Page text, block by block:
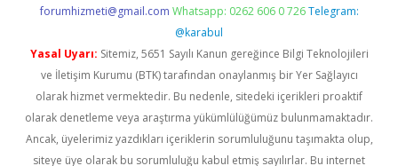
forumhizmeti@gmail.com Whatsapp: 0262 606 0 726 Telegram:
@karabul
Yasal Uyarı: Sitemiz, 5651 Sayılı Kanun gereğince Bilgi Teknolojileri
ve İletişim Kurumu (BTK) tarafından onaylanmış bir Yer Sağlayıcı
olarak hizmet vermektedir. Bu nedenle, sitedeki içerikleri proaktif
olarak denetleme veya araştırma yükümlülüğümüz bulunmamaktadır.
Ancak, üyelerimiz yazdıkları içeriklerin sorumluluğunu taşımakta olup,
siteye üye olarak bu sorumluluğu kabul etmiş sayılırlar. Bu internet